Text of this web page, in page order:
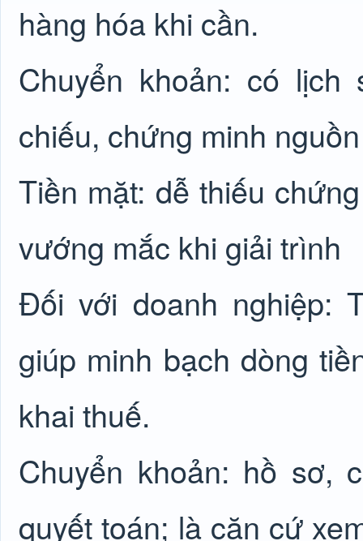
hàng hóa khi cần.
Chuyển khoản: có
chiếu, chứng minh
Tiền mặt: dễ thiếu
vướng mắc khi giải trình
Đối với doanh nghiệp:
giúp minh bạch dòng
khai thuế.
Chuyển khoản: hồ
quyết toán; là căn cứ